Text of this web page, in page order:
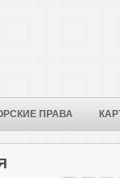
ПРАВА